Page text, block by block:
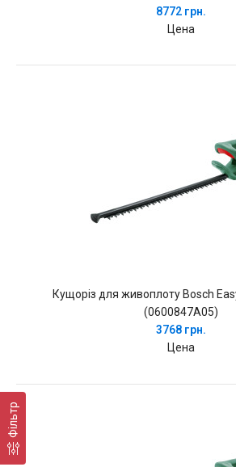
Фільтр
8772 грн.
Цена
Кущоріз для живоплоту Bosch
(0600847A05)
3768 грн.
Цена